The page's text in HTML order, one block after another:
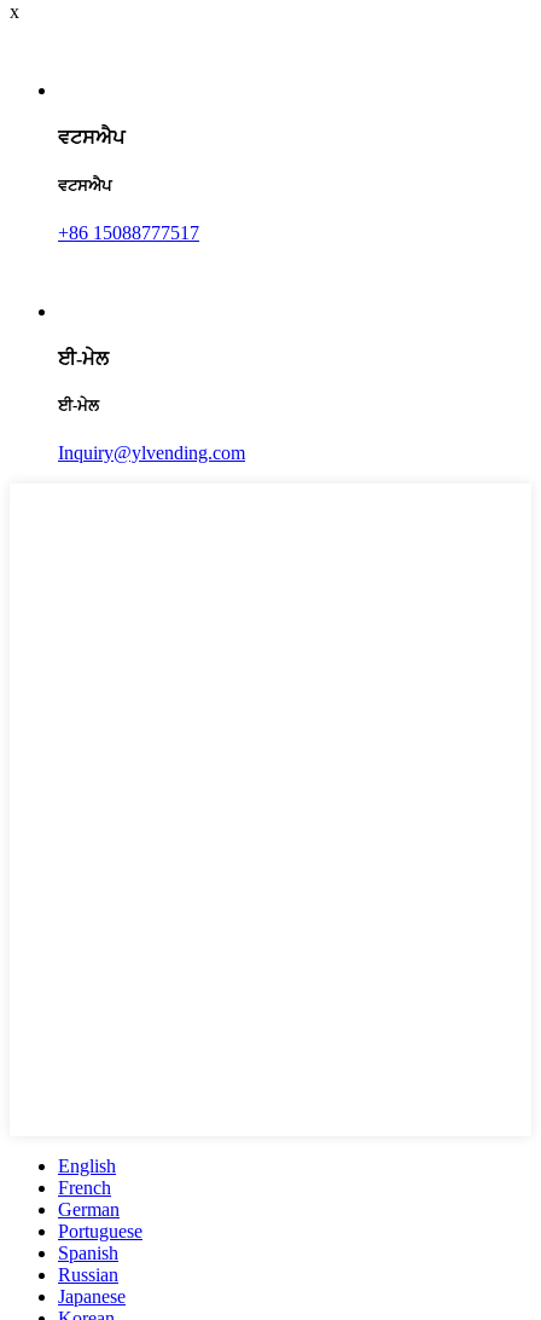
x
ਵਟਸਐਪ
ਵਟਸਐਪ
+86 15088777517
ਈ-ਮੇਲ
ਈ-ਮੇਲ
Inquiry@ylvending.com
English
French
German
Portuguese
Spanish
Russian
Japanese